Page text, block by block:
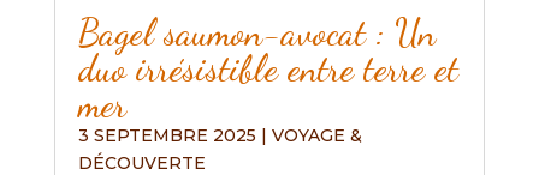
Bagel saumon-avocat : Un
duo irrésistible entre terre et
mer
3 SEPTEMBRE 2025 | VOYAGE &
DÉCOUVERTE